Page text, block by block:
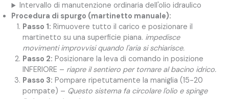
Intervallo di manutenzione ordinaria dell'olio idraulico
Procedura di spurgo (martinetto manuale):
Passo 1: Rimuovere tutto il carico e posizionare il
martinetto su una superficie piana. impedisce
movimenti improvvisi quando l'aria si schiarisce.
Passo 2: Posizionare la leva di comando in posizione
INFERIORE – riapre il sentiero per tornare al bacino idrico.
Passo 3: Pompare ripetutamente la maniglia (15-20
pompate) – Questo sistema fa circolare l'olio e spinge